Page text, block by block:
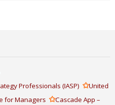
Professionals (IASP) ✩United
for Managers ✩Cascade App –